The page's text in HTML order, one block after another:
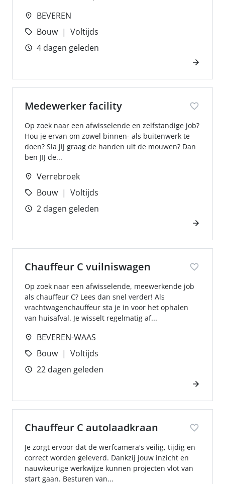
BEVEREN
Bouw
Voltijds
4 dagen geleden
Medewerker facility
Op zoek naar een afwisselende en zelfstandige job?
Hou je ervan om zowel binnen- als buitenwerk te
doen? Sla jij graag de handen uit de mouwen? Dan
ben JIJ de...
Verrebroek
Bouw
Voltijds
2 dagen geleden
Chauffeur C vuilniswagen
Op zoek naar een afwisselende, meewerkende job
als chauffeur C? Lees dan snel verder! Als
vrachtwagenchauffeur sta je in voor het ophalen
van huisafval. Je wisselt regelmatig af...
BEVEREN-WAAS
Bouw
Voltijds
22 dagen geleden
Chauffeur C autolaadkraan
Je zorgt ervoor dat de werfcamera's veilig, tijdig en
correct worden geleverd. Dankzij jouw inzicht en
nauwkeurige werkwijze kunnen projecten vlot van
start gaan. Besturen van...